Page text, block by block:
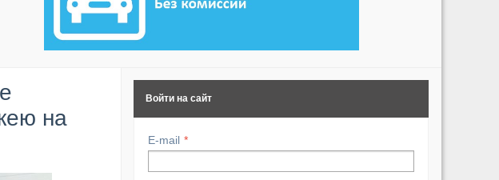
на
Войти на сайт
E-mail